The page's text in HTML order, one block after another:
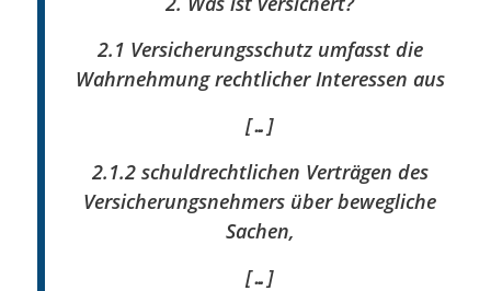
2.1 Versicherungsschutz umfasst die
Wahrnehmung rechtlicher Interessen aus
[…]
2.1.2 schuldrechtlichen Verträgen des
Versicherungsnehmers über bewegliche
Sachen,
[…]